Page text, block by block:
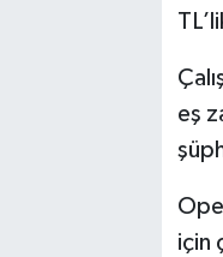
eş
için